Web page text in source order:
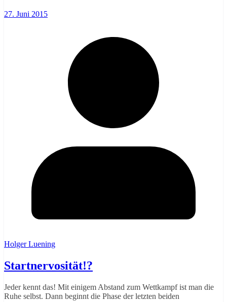
27. Juni 2015
Holger Luening
Startnervosität!?
Jeder kennt das! Mit einigem Abstand zum Wettkampf ist man die
Ruhe selbst. Dann beginnt die Phase der letzten beiden